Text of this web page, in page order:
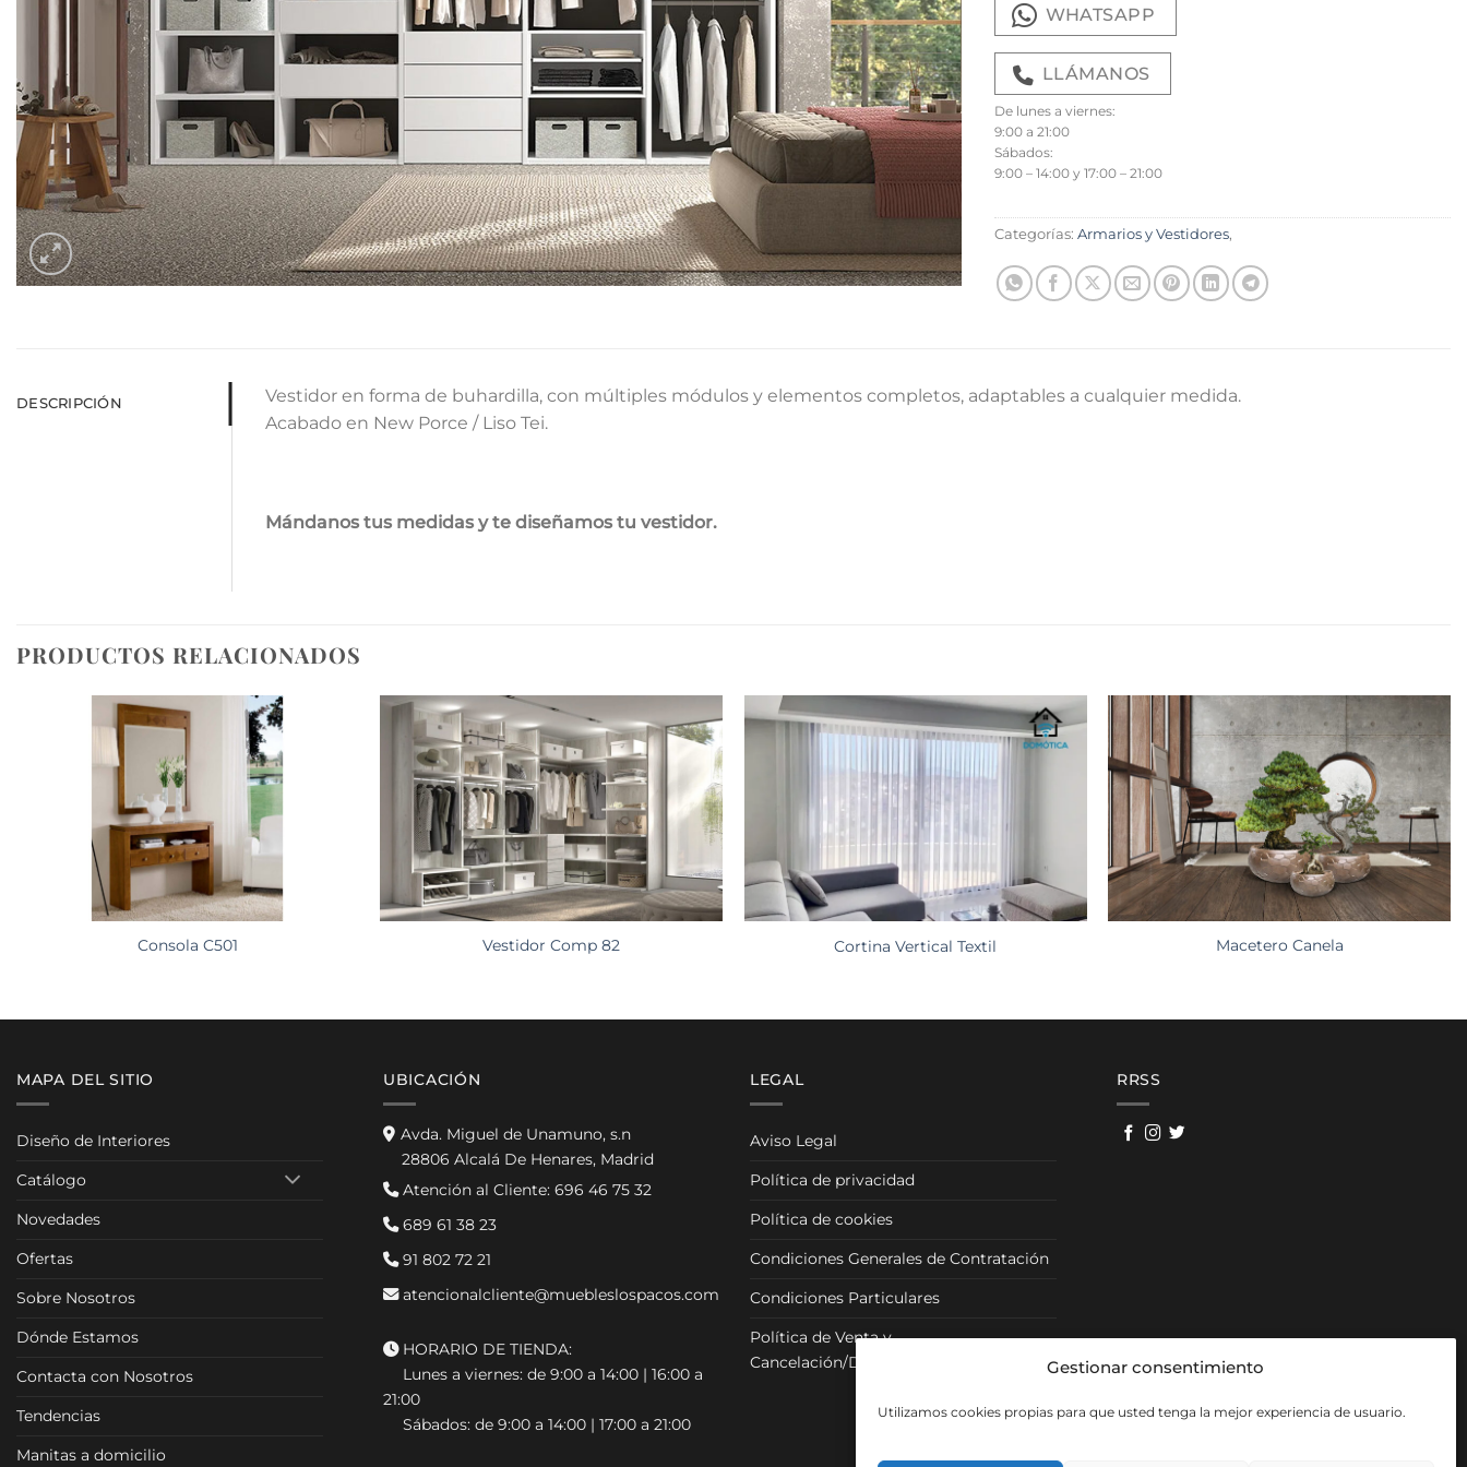
Gestionar consentimiento
Utilizamos cookies propias para que usted tenga la mejor experiencia de usuario.
WHATSAPP
LLÁMANOS
De lunes a viernes:
9:00 a 21:00
Sábados:
9:00 – 14:00 y 17:00 – 21:00
Categorías: Armarios y Vestidores,
DESCRIPCIÓN
Vestidor en forma de buhardilla, con múltiples módulos y elementos completos, adaptables a cualquier medida.
Acabado en New Porce / Liso Tei.
Mándanos tus medidas y te diseñamos tu vestidor.
PRODUCTOS RELACIONADOS
Consola C501 Vestidor Comp 82 Cortina Vertical Textil Macetero Canela
MAPA DEL SITIO
Diseño de Interiores
Catálogo
Novedades
Ofertas
Sobre Nosotros
Dónde Estamos
Contacta con Nosotros
Tendencias
Manitas a domicilio
UBICACIÓN
Avda. Miguel de Unamuno, s.n
28806 Alcalá De Henares, Madrid
Atención al Cliente: 696 46 75 32
689 61 38 23
91 802 72 21
atencionalcliente@muebleslospacos.com
HORARIO DE TIENDA:
Lunes a viernes: de 9:00 a 14:00 | 16:00 a
21:00
Sábados: de 9:00 a 14:00 | 17:00 a 21:00
LEGAL
Aviso Legal
Política de privacidad
Política de cookies
Condiciones Generales de Contratación
Condiciones Particulares
Política de Venta y
Cancelación/Devolución
RRSS